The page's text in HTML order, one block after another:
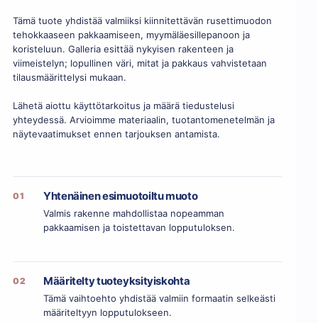
Tämä tuote yhdistää valmiiksi kiinnitettävän rusettimuodon
tehokkaaseen pakkaamiseen, myymäläesillepanoon ja
koristeluun. Galleria esittää nykyisen rakenteen ja
viimeistelyn; lopullinen väri, mitat ja pakkaus vahvistetaan
tilausmäärittelysi mukaan.
Lähetä aiottu käyttötarkoitus ja määrä tiedustelusi
yhteydessä. Arvioimme materiaalin, tuotantomenetelmän ja
näytevaatimukset ennen tarjouksen antamista.
01 Yhtenäinen esimuotoiltu muoto
Valmis rakenne mahdollistaa nopeamman
pakkaamisen ja toistettavan lopputuloksen.
02 Määritelty tuoteyksityiskohta
Tämä vaihtoehto yhdistää valmiin formaatin selkeästi
määriteltyyn lopputulokseen.